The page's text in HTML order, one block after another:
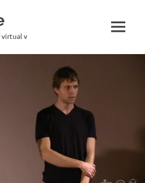
virtual v MENU